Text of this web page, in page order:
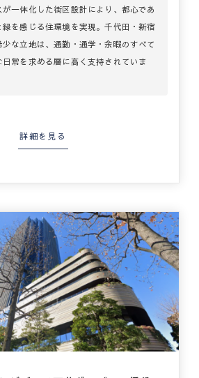
一体化した街区設計により、都心であ
緑を感じる住環境を実現。千代田・新宿
な立地は、通勤・通学・余暇のすべて
常を求める層に高く支持されていま
詳細を見る